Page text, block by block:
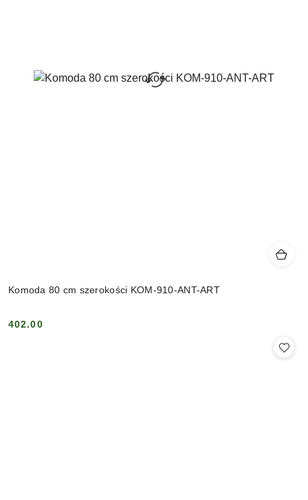
Komoda 80 cm szerokości KOM-910-ANT-ART
Cena:
402.00